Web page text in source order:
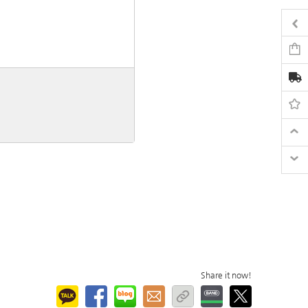
Share it now!